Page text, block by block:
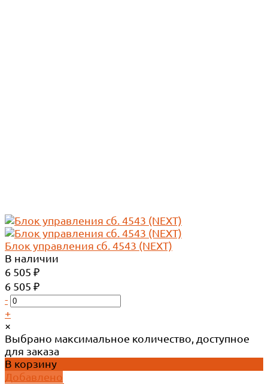
Блок управления сб. 4543 (NEXT)
В наличии
6 505 ₽
6 505 ₽
-
+
×
Выбрано максимальное количество, доступное
для заказа
В корзину
Добавлено